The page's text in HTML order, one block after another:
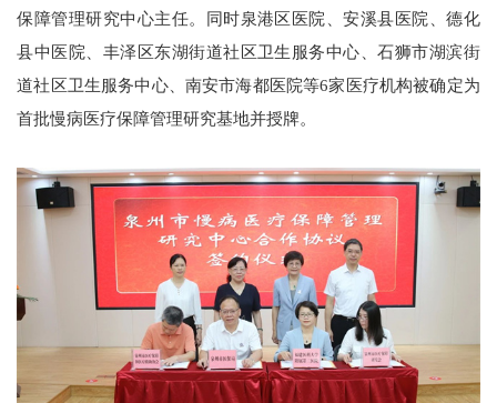
保障管理研究中心主任。同时泉港区医院、安溪县医院、德化
县中医院、丰泽区东湖街道社区卫生服务中心、石狮市湖滨街
道社区卫生服务中心、南安市海都医院等6家医疗机构被确定为
首批慢病医疗保障管理研究基地并授牌。